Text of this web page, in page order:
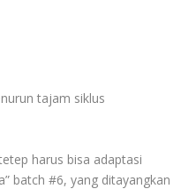
tajam siklus
harus bisa adaptasi
batch #6, yang ditayangkan